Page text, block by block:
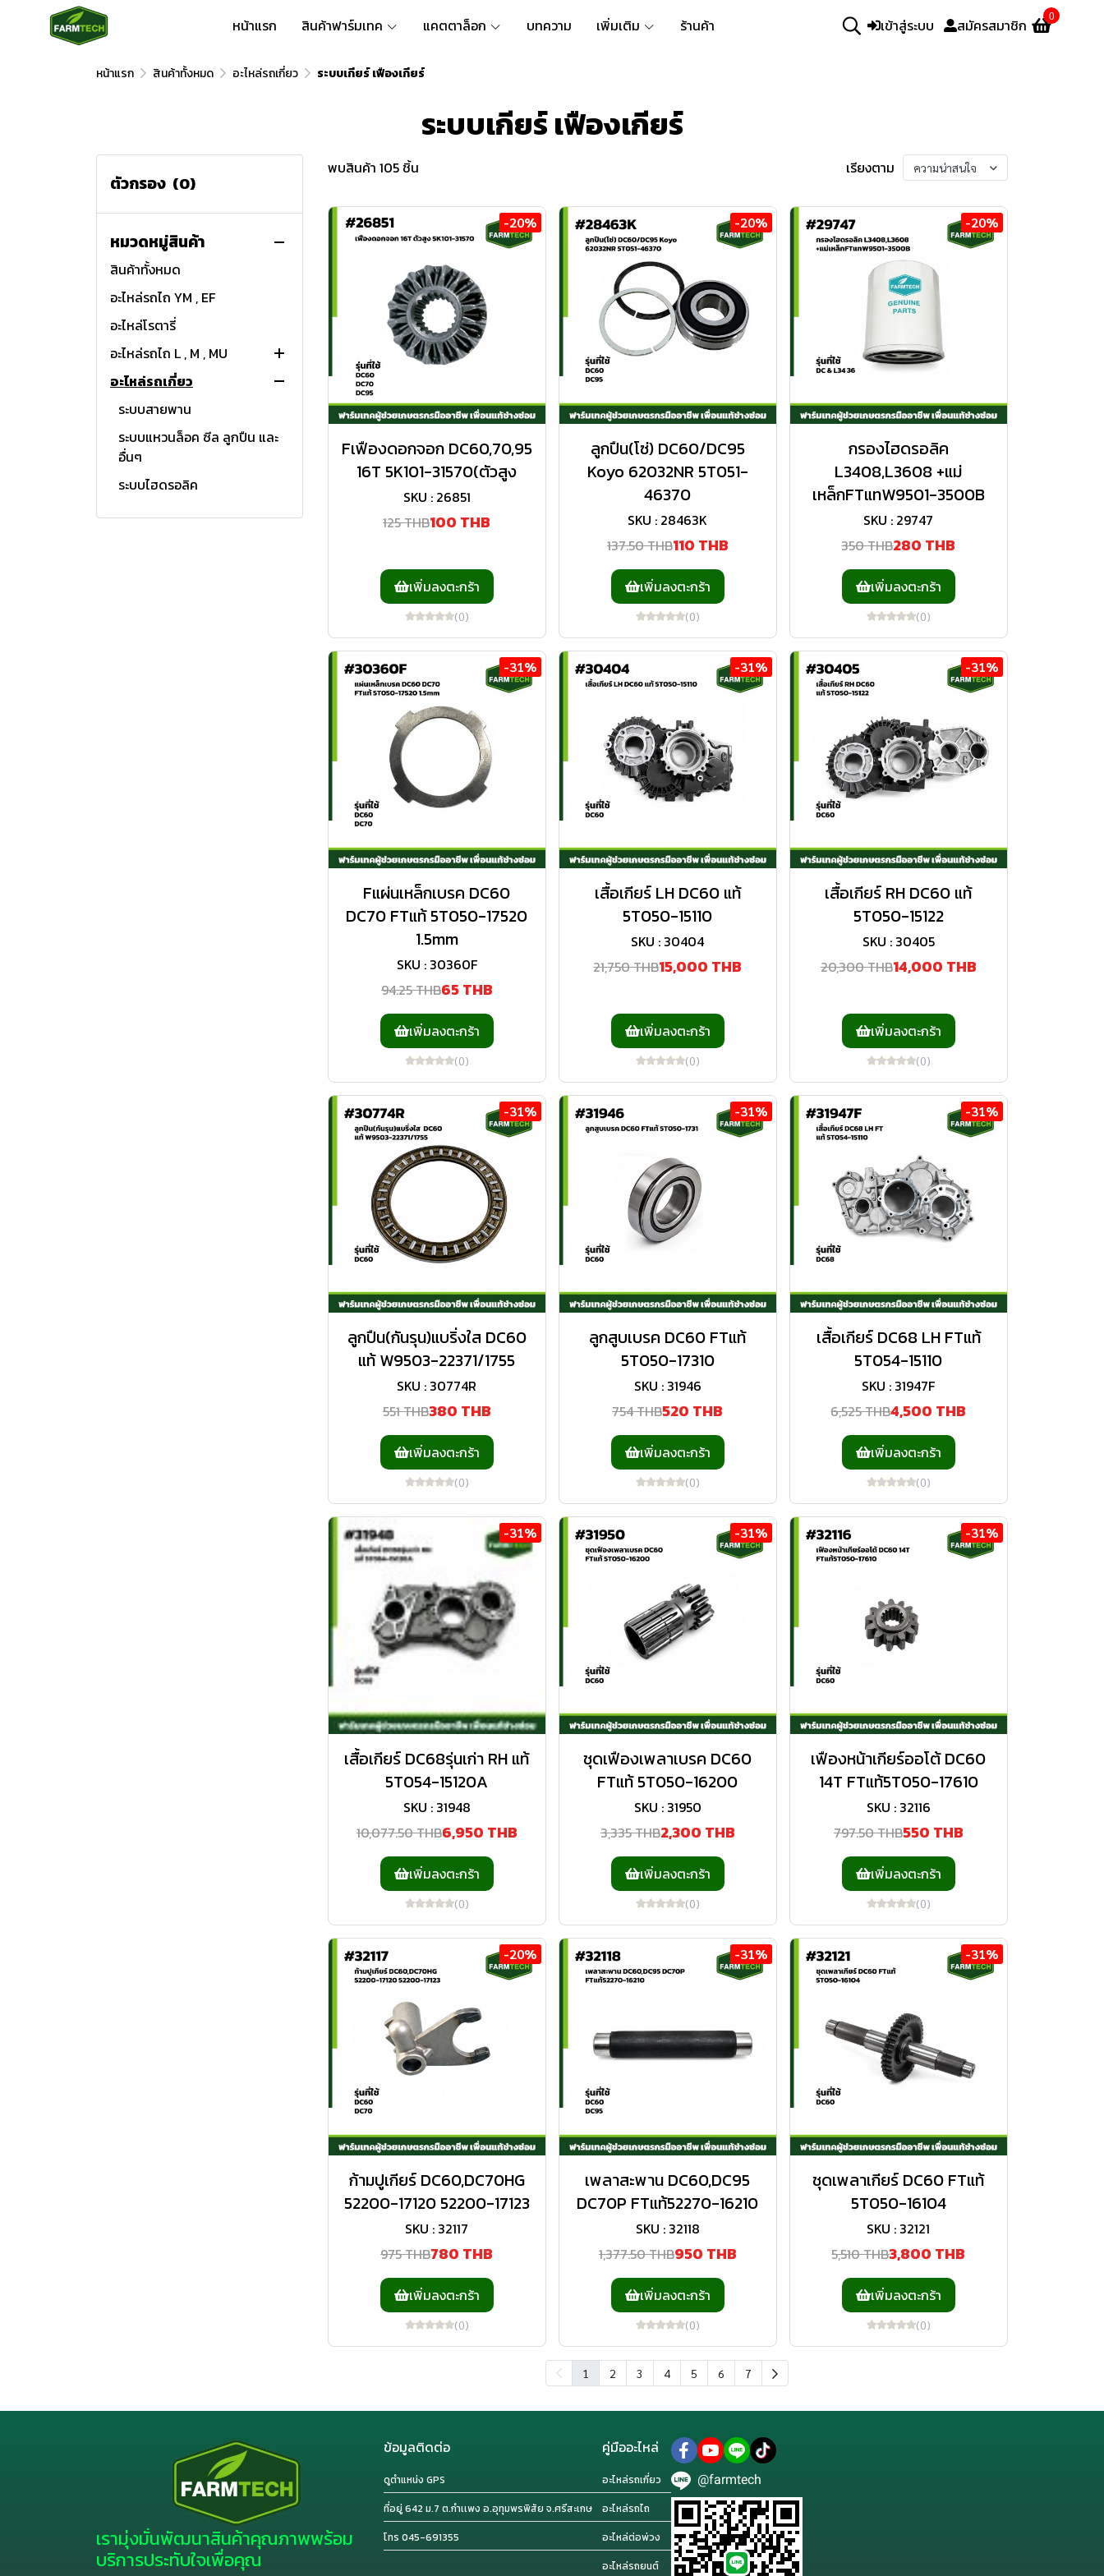
หน้าแรก สินค้าฟาร์มเทค แคตตาล็อก บทความ เพิ่มเติม ร้านค้า เข้าสู่ระบบ สมัครสมาชิก 0
หน้าแรก สินค้าทั้งหมด อะไหล่รถเกี่ยว ระบบเกียร์ เฟืองเกียร์
ระบบเกียร์ เฟืองเกียร์
ตัวกรอง (0)
หมวดหมู่สินค้า
สินค้าทั้งหมด
อะไหล่รถไถ YM , EF
อะไหล่โรตารี่
อะไหล่รถไถ L , M , MU
ระบบไฟฟ้า
แขนยก - แขนลาก
ระบบครัช เกียร์ เฟืองท้าย
ระบบไฮดรอลิค
ระบบเครื่องยนต์
สลัก
อะไหล่รถเกี่ยว
ระบบสายพาน
ระบบแหวนล็อค ซีล ลูกปืน และ
อื่นๆ
ระบบไฮดรอลิค
ระบบไฟฟ้า
พบสินค้า 105 ชิ้น เรียงตาม ความน่าสนใจ
-20%
Fเฟืองดอกจอก DC60,70,95
16T 5K101-31570(ตัวสูง
SKU : 26851
125 THB100 THB
เพิ่มลงตะกร้า
(0)
-20%
ลูกปืน(โซ่) DC60/DC95
Koyo 62032NR 5T051-
46370
SKU : 28463K
137.50 THB110 THB
เพิ่มลงตะกร้า
(0)
-20%
กรองไฮดรอลิค
L3408,L3608 +แม่
เหล็กFTแทW9501-3500B
SKU : 29747
350 THB280 THB
เพิ่มลงตะกร้า
(0)
-31%
Fแผ่นเหล็กเบรค DC60
DC70 FTแท้ 5T050-17520
1.5mm
SKU : 30360F
94.25 THB65 THB
เพิ่มลงตะกร้า
(0)
-31%
เสื้อเกียร์ LH DC60 แท้
5T050-15110
SKU : 30404
21,750 THB15,000 THB
เพิ่มลงตะกร้า
(0)
-31%
เสื้อเกียร์ RH DC60 แท้
5T050-15122
SKU : 30405
20,300 THB14,000 THB
เพิ่มลงตะกร้า
(0)
-31%
ลูกปืน(กันรุน)แบริ่งใส DC60
แท้ W9503-22371/1755
SKU : 30774R
551 THB380 THB
เพิ่มลงตะกร้า
(0)
-31%
ลูกสูบเบรค DC60 FTแท้
5T050-17310
SKU : 31946
754 THB520 THB
เพิ่มลงตะกร้า
(0)
-31%
เสื้อเกียร์ DC68 LH FTแท้
5T054-15110
SKU : 31947F
6,525 THB4,500 THB
เพิ่มลงตะกร้า
(0)
-31%
เสื้อเกียร์ DC68รุ่นเก่า RH แท้
5T054-15120A
SKU : 31948
10,077.50 THB6,950 THB
เพิ่มลงตะกร้า
(0)
-31%
ชุดเฟืองเพลาเบรค DC60
FTแท้ 5T050-16200
SKU : 31950
3,335 THB2,300 THB
เพิ่มลงตะกร้า
(0)
-31%
เฟืองหน้าเกียร์ออโต้ DC60
14T FTแท้5T050-17610
SKU : 32116
797.50 THB550 THB
เพิ่มลงตะกร้า
(0)
-20%
ก้ามปูเกียร์ DC60,DC70HG
52200-17120 52200-17123
SKU : 32117
975 THB780 THB
เพิ่มลงตะกร้า
(0)
-31%
เพลาสะพาน DC60,DC95
DC70P FTแท้52270-16210
SKU : 32118
1,377.50 THB950 THB
เพิ่มลงตะกร้า
(0)
-31%
ชุดเพลาเกียร์ DC60 FTแท้
5T050-16104
SKU : 32121
5,510 THB3,800 THB
เพิ่มลงตะกร้า
(0)
1 2 3 4 5 6 7
เรามุ่งมั่นพัฒนาสินค้าคุณภาพพร้อม
บริการประทับใจเพื่อคุณ
ข้อมูลติดต่อ
ดูตำแหน่ง GPS
ที่อยู่ 642 ม.7 ต.กำเเพง อ.อุทุมพรพิสัย จ.ศรีสะเกษ
โทร 045-691355
คู่มืออะไหล่
อะไหล่รถเกี่ยว
อะไหล่รถไถ
อะไหล่ต่อพ่วง
อะไหล่รถยนต์
@farmtech